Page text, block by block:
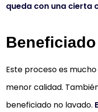
queda con una cierta
Este proceso es
menor calidad.
beneficiado no lavado.